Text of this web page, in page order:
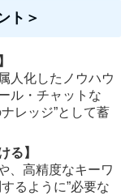
ト＞
人化したノウハウ
ル・チャットな
レッジ”として蓄
る】
、高精度なキーワ
るように”必要な